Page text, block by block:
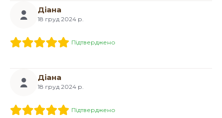
Діана
18 груд 2024 р.
Підтверджено
Діана
18 груд 2024 р.
Підтверджено